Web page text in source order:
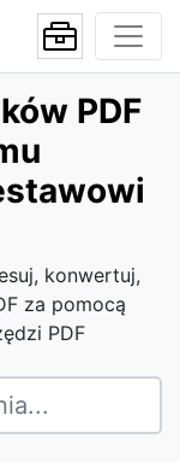
PDF
konwertuj,
za pomocą
PDF